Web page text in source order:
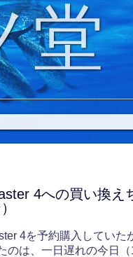
堂
4への買い換え
4を予約購入していた
のは、一日遅れの今日